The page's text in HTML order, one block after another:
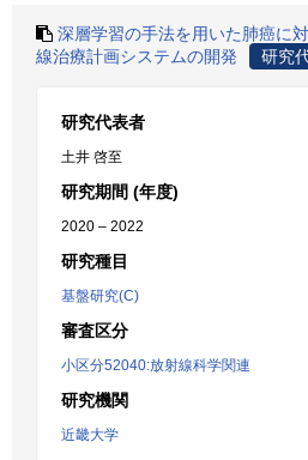
深層学習の手法を用いた肺癌に
線治療計画システムの開発
研究
研究代表者
土井 啓至
研究期間 (年度)
2020 – 2022
研究種目
基盤研究(C)
審査区分
小区分52040:放射線科学関連
研究機関
近畿大学